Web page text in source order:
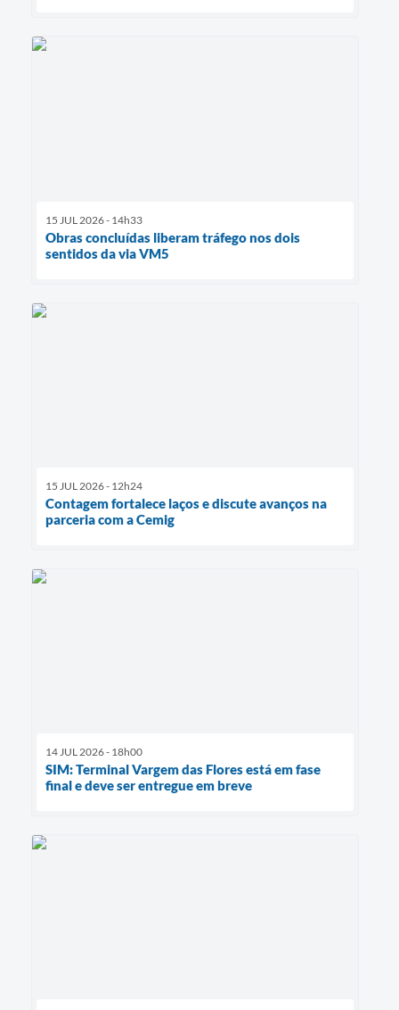
15 JUL 2026 - 14h33
Obras concluídas liberam tráfego nos dois
sentidos da via VM5
15 JUL 2026 - 12h24
Contagem fortalece laços e discute avanços na
parceria com a Cemig
14 JUL 2026 - 18h00
SIM: Terminal Vargem das Flores está em fase
final e deve ser entregue em breve